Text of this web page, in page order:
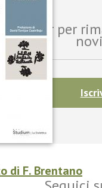
di F. Brentano
per